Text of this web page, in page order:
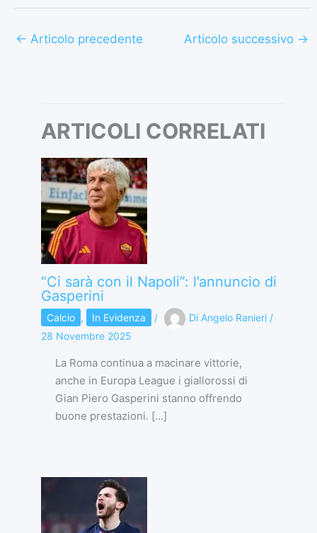
← Articolo precedente Articolo successivo →
ARTICOLI CORRELATI
“Ci sarà con il Napoli”: l’annuncio di
Gasperini
Calcio , In Evidenza / Di Angelo Ranieri /
28 Novembre 2025
La Roma continua a macinare vittorie,
anche in Europa League i giallorossi di
Gian Piero Gasperini stanno offrendo
buone prestazioni. […]